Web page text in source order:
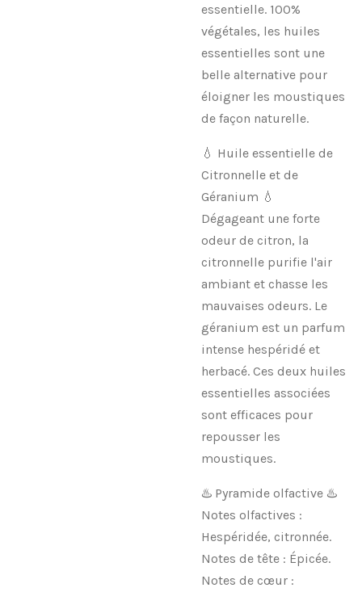
essentielle. 100%
végétales, les huiles
essentielles sont une
belle alternative pour
éloigner les moustiques
de façon naturelle.
💧 Huile essentielle de
Citronnelle et de
Géranium 💧
Dégageant une forte
odeur de citron, la
citronnelle purifie l'air
ambiant et chasse les
mauvaises odeurs. Le
géranium est un parfum
intense hespéridé et
herbacé. Ces deux huiles
essentielles associées
sont efficaces pour
repousser les
moustiques.
♨️ Pyramide olfactive ♨️
Notes olfactives :
Hespéridée, citronnée.
Notes de tête : Épicée.
Notes de cœur :